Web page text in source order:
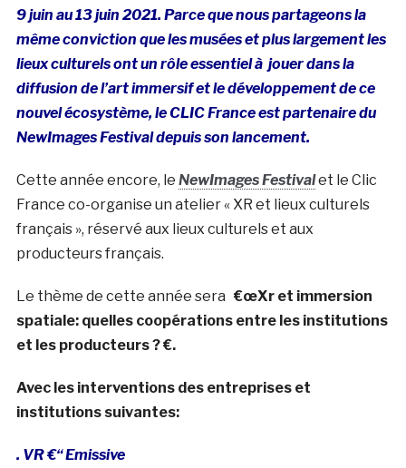
9 juin au 13 juin 2021. Parce que nous partageons la
même conviction que les musées et plus largement les
lieux culturels ont un rôle essentiel à jouer dans la
diffusion de l’art immersif et le développement de ce
nouvel écosystème, le CLIC France est partenaire du
NewImages Festival depuis son lancement.
Cette année encore, le NewImages Festivalet le Clic
France co-organise un atelier « XR et lieux culturels
français », réservé aux lieux culturels et aux
producteurs français.
Le thème de cette année sera €œXr et immersion
spatiale: quelles coopérations entre les institutions
et les producteurs ? €.
Avec les interventions des entreprises et
institutions suivantes:
. VR €“ Emissive